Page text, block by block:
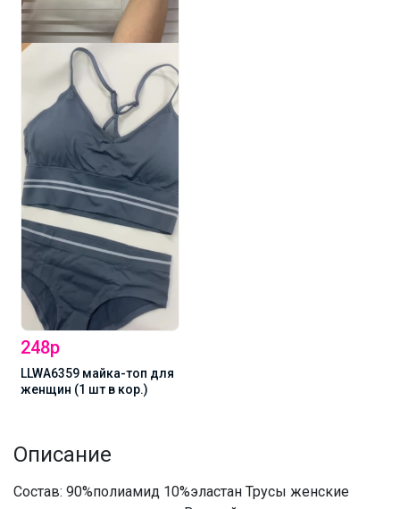
248р
LLWA6359 майка-топ для
женщин (1 шт в кор.)
Описание
Состав: 90%полиамид 10%эластан Трусы женские